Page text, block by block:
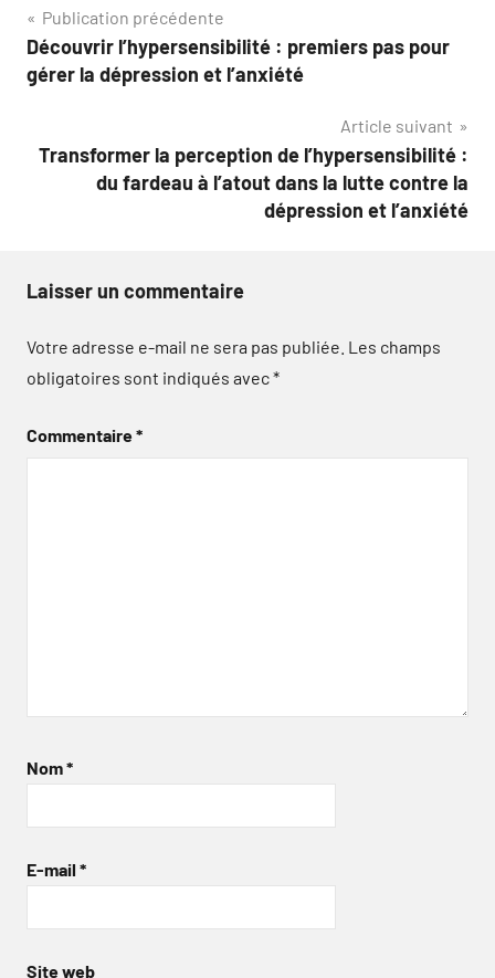
Navigation
de
Publication précédente
Découvrir l’hypersensibilité : premiers pas pour
gérer la dépression et l’anxiété
Article suivant
Transformer la perception de l’hypersensibilité :
du fardeau à l’atout dans la lutte contre la
dépression et l’anxiété
Laisser un commentaire
Votre adresse e-mail ne sera pas publiée. Les champs
obligatoires sont indiqués avec*
Commentaire*
Nom*
E-mail *
Site web